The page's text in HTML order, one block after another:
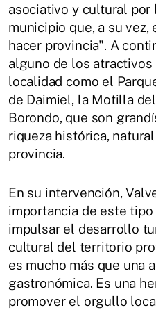
asociativo y cultural por
municipio que, a su
hacer provincia". A
alguno de los
localidad como el
de Daimiel, la Motilla
Borondo, que son
riqueza histórica,
provincia.
En su intervención,
importancia de este
impulsar el desarrollo
cultural del territorio
es mucho más que una
gastronómica. Es una
promover el orgullo